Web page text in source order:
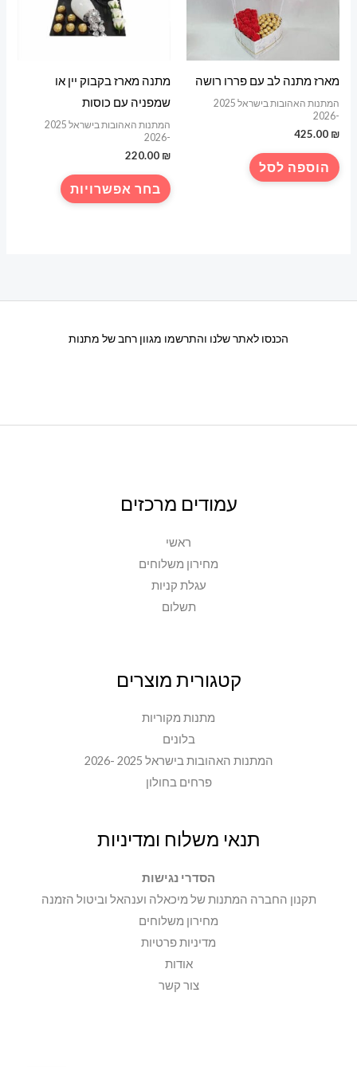
מארז מתנה לב עם פררו רושה
המתנות האהובות בישראל 2025
-2026
425.00 ₪
הוספה לסל
מתנה מארז בקבוק יין או
שמפניה עם כוסות
המתנות האהובות בישראל 2025
-2026
220.00 ₪
בחר אפשרויות
הכנסו לאתר שלנו והתרשמו מגוון רחב של מתנות
עמודים מרכזים
ראשי
מחירון משלוחים
עגלת קניות
תשלום
קטגורית מוצרים
מתנות מקוריות
בלונים
המתנות האהובות בישראל 2025 -2026
פרחים בחולון
תנאי משלוח ומדיניות
הסדרי נגישות
תקנון החברה המתנות של מיכאלה וענהאל וביטול הזמנה
מחירון משלוחים
מדיניות פרטיות
אודות
צור קשר